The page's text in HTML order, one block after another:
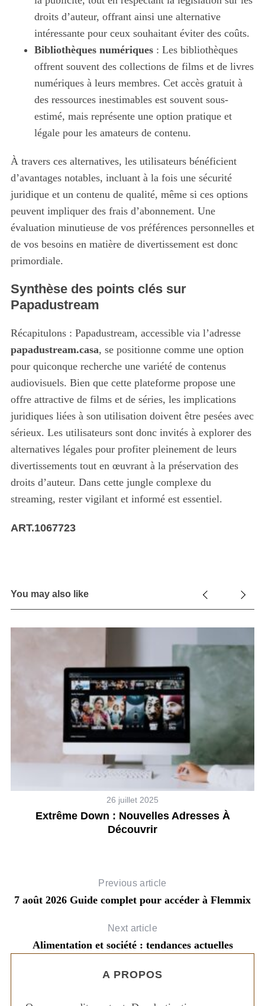
droits d’auteur, offrant ainsi une alternative
intéressante pour ceux souhaitant éviter des coûts.
Bibliothèques numériques: Les bibliothèques
offrent souvent des collections de films et de livres
numériques à leurs membres. Cet accès gratuit à
des ressources inestimables est souvent sous-
estimé, mais représente une option pratique et
légale pour les amateurs de contenu.
À travers ces alternatives, les utilisateurs bénéficient
d’avantages notables, incluant à la fois une sécurité
juridique et un contenu de qualité, même si ces options
peuvent impliquer des frais d’abonnement. Une
évaluation minutieuse de vos préférences personnelles et
de vos besoins en matière de divertissement est donc
primordiale.
Synthèse des points clés sur
Papadustream
Récapitulons : Papadustream, accessible via l’adresse
papadustream.casa, se positionne comme une option
pour quiconque recherche une variété de contenus
audiovisuels. Bien que cette plateforme propose une
offre attractive de films et de séries, les implications
juridiques liées à son utilisation doivent être pesées avec
sérieux. Les utilisateurs sont donc invités à explorer des
alternatives légales pour profiter pleinement de leurs
divertissements tout en œuvrant à la préservation des
droits d’auteur. Dans cette jungle complexe du
streaming, rester vigilant et informé est essentiel.
ART.1067723
You may also like
26 juillet 2025
Extrême Down : Nouvelles Adresses À
Découvrir
Previous article
7 août 2026 Guide complet pour accéder à Flemmix
Next article
Alimentation et société : tendances actuelles
A PROPOS